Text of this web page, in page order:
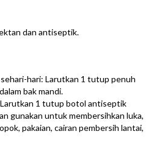
dan antiseptik.
hari: Larutkan 1 tutup penuh
bak mandi.
1 tutup botol antiseptik
gunakan untuk membersihkan luka,
pakaian, cairan pembersih lantai,